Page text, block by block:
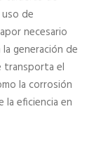
de
necesario
generación de
transporta el
la corrosión
la eficiencia en